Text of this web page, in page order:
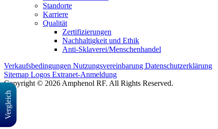
Vergleich
Standorte
Karriere
Qualität
Zertifizierungen
Nachhaltigkeit und Ethik
Anti-Sklaverei/Menschenhandel
Verkaufsbedingungen Nutzungsvereinbarung Datenschutzerklärung
Sitemap Logos Extranet-Anmeldung
Copyright © 2026 Amphenol RF. All Rights Reserved.